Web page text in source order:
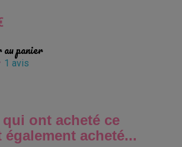
panier
1 avis
ont acheté ce
acheté...